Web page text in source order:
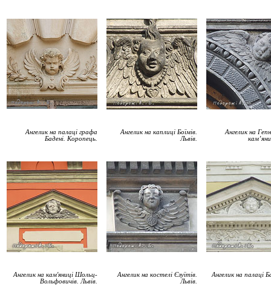
Ангелик на палаці графа
Бадені. Коропець.
Ангелик на каплиці Боїмів.
Львів.
Ангелик на
Ангелик на кам'яниці Шольц-
Вольфовичів. Львів.
Ангелик на костелі Єзуїтів.
Львів.
Ангелик на палаці